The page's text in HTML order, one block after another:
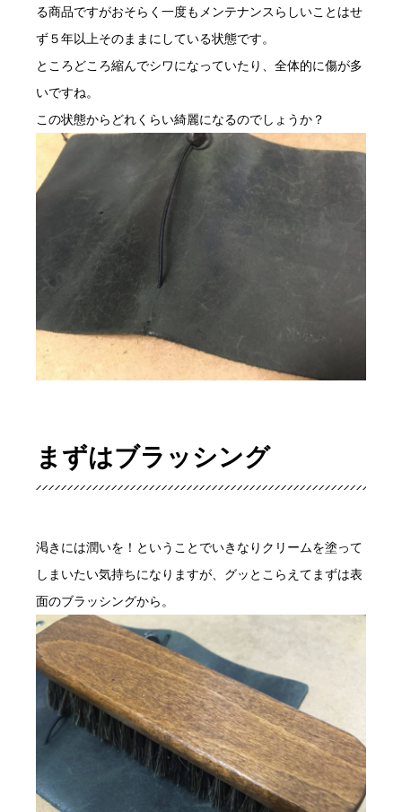
る商品ですがおそらく一度もメンテナンスらしいことはせ
ず５年以上そのままにしている状態です。
ところどころ縮んでシワになっていたり、全体的に傷が多
いですね。
この状態からどれくらい綺麗になるのでしょうか？
まずはブラッシング
渇きには潤いを！ということでいきなりクリームを塗って
しまいたい気持ちになりますが、グッとこらえてまずは表
面のブラッシングから。